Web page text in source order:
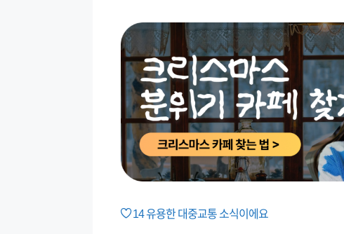
14유용한 대중교통 소식이에요